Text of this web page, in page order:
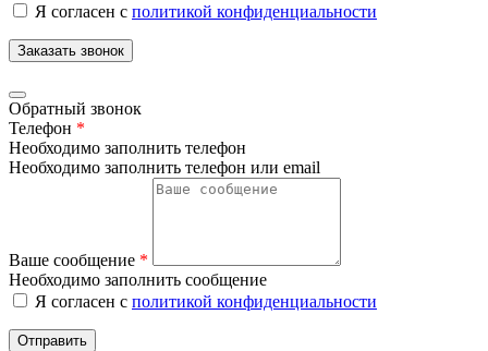
Я согласен с политикой конфиденциальности
Заказать звонок
Обратный звонок
Телефон *
Необходимо заполнить телефон
Необходимо заполнить телефон или email
Ваше сообщение *
Необходимо заполнить сообщение
Я согласен с политикой конфиденциальности
Отправить